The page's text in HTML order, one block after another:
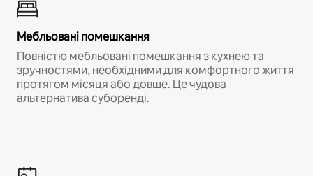
Мебльовані помешкання
Повністю мебльовані помешкання з кухнею та
зручностями, необхідними для комфортного життя
протягом місяця або довше. Це чудова
альтернатива суборенді.